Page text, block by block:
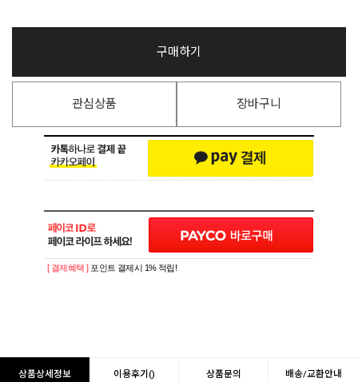
구매하기
관심상품 장바구니
[ 결제혜택 ] 포인트 결제시 1% 적립!
상품상세정보 이용후기() 상품문의 배송/교환안내